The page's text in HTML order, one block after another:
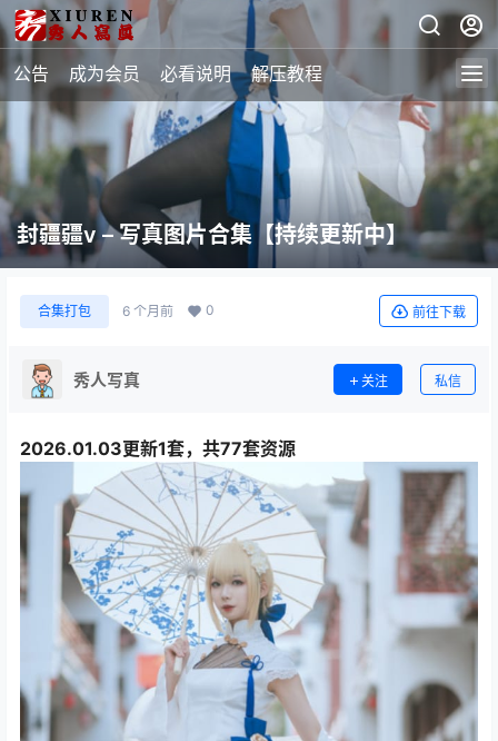
公告 成为会员 必看说明 解压教程
封疆疆v – 写真图片合集【持续更新中】
合集打包 6 个月前 0 前往下载
秀人写真 关注 私信
2026.01.03更新1套，共77套资源